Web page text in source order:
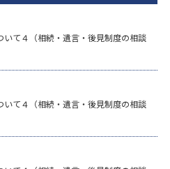
て４（相続・遺言・後見制度の相談
て４（相続・遺言・後見制度の相談